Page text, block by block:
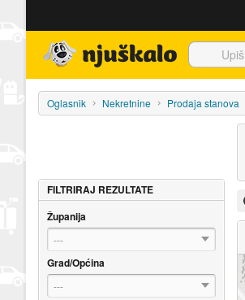
Oglasnik Nekretnine Prodaja stanova
FILTRIRAJ REZULTATE
Županija
---
Grad/Općina
---